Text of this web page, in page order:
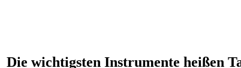
Die wichtigsten Instrumente heißen